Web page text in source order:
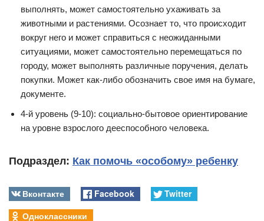
выполнять, может самостоятельно ухаживать за
животными и растениями. Осознает то, что происходит
вокруг него и может справиться с неожиданными
ситуациями, может самостоятельно перемещаться по
городу, может выполнять различные поручения, делать
покупки. Может как-либо обозначить свое имя на бумаге,
документе.
4-й уровень (9-10): социально-бытовое ориентирование
на уровне взрослого дееспособного человека.
Подраздел: Как помочь «особому» ребенку
Вконтакте Facebook
Twitter
Одноклассники